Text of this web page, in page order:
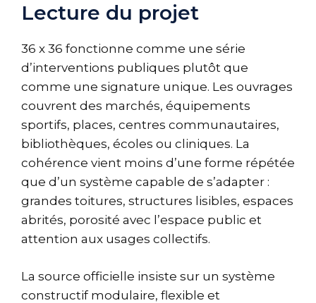
Lecture du projet
36 x 36 fonctionne comme une série
d’interventions publiques plutôt que
comme une signature unique. Les ouvrages
couvrent des marchés, équipements
sportifs, places, centres communautaires,
bibliothèques, écoles ou cliniques. La
cohérence vient moins d’une forme répétée
que d’un système capable de s’adapter :
grandes toitures, structures lisibles, espaces
abrités, porosité avec l’espace public et
attention aux usages collectifs.
La source officielle insiste sur un système
constructif modulaire, flexible et